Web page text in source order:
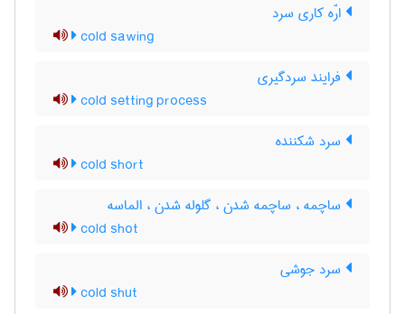
ارّه کاری سرد
cold sawing
فرایند سردگیری
cold setting process
سرد شکننده
cold short
ساچمه ، ساچمه شدن ، گلوله شدن ، الماسه
cold shot
سرد جوشی
cold shut